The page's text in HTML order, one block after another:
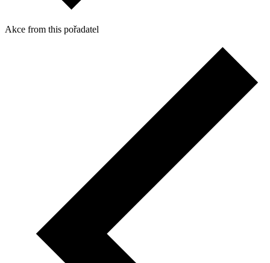
Akce from this pořadatel